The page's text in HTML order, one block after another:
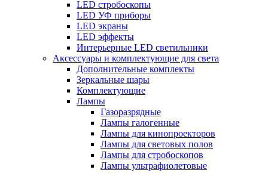
LED стробоскопы
LED УФ приборы
LED экраны
LED эффекты
Интерьерные LED светильники
Аксессуары и комплектующие для света
Дополнительные комплекты
Зеркальные шары
Комплектующие
Лампы
Газоразрядные
Лампы галогенные
Лампы для кинопроекторов
Лампы для световых полов
Лампы для стробоскопов
Лампы ультрафиолетовые